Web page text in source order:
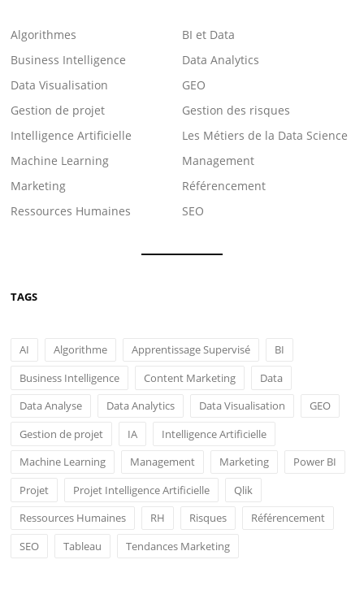
Algorithmes
BI et Data
Business Intelligence
Data Analytics
Data Visualisation
GEO
Gestion de projet
Gestion des risques
Intelligence Artificielle
Les Métiers de la Data Science
Machine Learning
Management
Marketing
Référencement
Ressources Humaines
SEO
TAGS
AI Algorithme Apprentissage Supervisé
BI
Business Intelligence
Content Marketing
Data
Data Analyse
Data Analytics Data Visualisation
GEO
Gestion de projet
IA
Intelligence Artificielle
Machine Learning
Management Marketing
Power BI
Projet
Projet Intelligence Artificielle
Qlik
Ressources Humaines
RH Risques
Référencement
SEO
Tableau Tendances Marketing